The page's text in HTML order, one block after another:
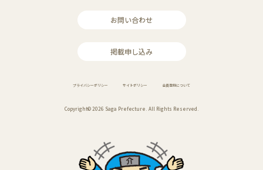
お問い合わせ
掲載申し込み
プライバシーポリシー サイトポリシー 会員登録について
Copyright© 2026 Saga Prefecture. All Rights Reserved.